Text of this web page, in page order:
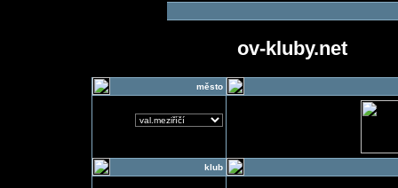
ov-kluby.net
město
klub